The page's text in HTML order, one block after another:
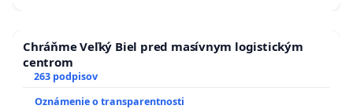
Chráňme Veľký Biel pred masívnym logistickým
centrom
263 podpisov
Oznámenie o transparentnosti